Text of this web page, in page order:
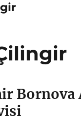
Bornova